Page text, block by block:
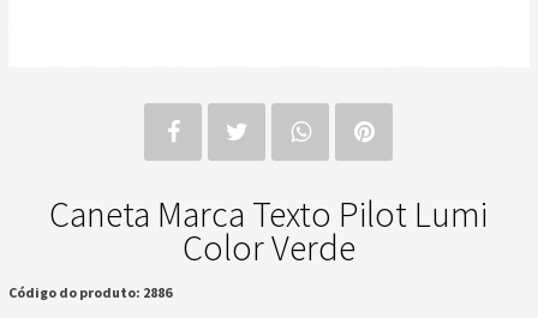
Caneta Marca Texto Pilot Lumi
Color Verde
Código do produto: 2886